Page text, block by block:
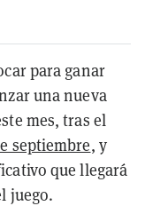
para ganar
una nueva
mes, tras el
septiembre, y
que llegará
juego.